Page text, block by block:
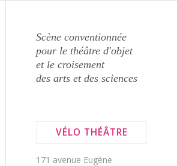
Scène conventionnée
pour le théâtre d'objet
et le croisement
des arts et des sciences
VÉLO THÉÂTRE
171 avenue Eugène